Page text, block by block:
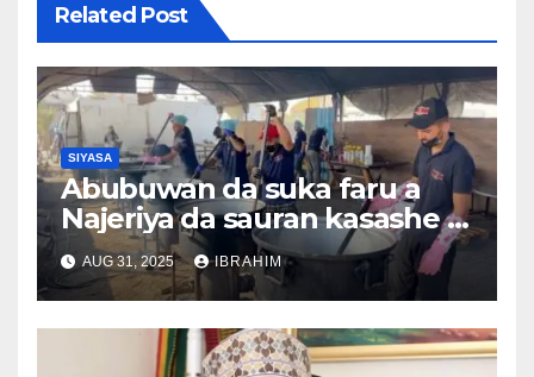
Related Post
SIYASA
Abubuwan da suka faru a
Najeriya da sauran kasashe a
duniya 26/08/2025
AUG 31, 2025 IBRAHIM